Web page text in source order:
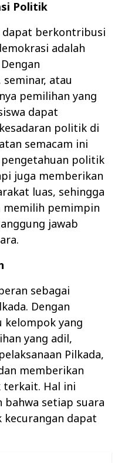
Politik
dapat berkontribusi
adalah
atau
pemilihan yang
dapat
politik di
semacam ini
politik
juga memberikan
luas, sehingga
memilih pemimpin
jawab
sebagai
Dengan
kelompok yang
yang adil,
Pilkada,
memberikan
terkait. Hal ini
setiap suara
dapat